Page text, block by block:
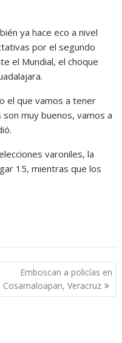
ya hace eco a nivel
por el segundo
el Mundial, el choque
el que vamos a tener
muy buenos, vamos a
varoniles, la
15, mientras que los
Emboscan a policías en
Cosamaloapan, Veracruz